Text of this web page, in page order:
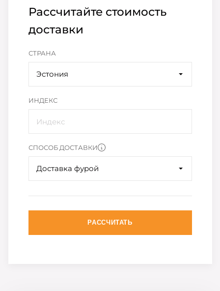
Рассчитайте стоимость
доставки
СТРАНА
Эстония
ИНДЕКС
СПОСОБ ДОСТАВКИ
Доставка фурой
РАССЧИТАТЬ